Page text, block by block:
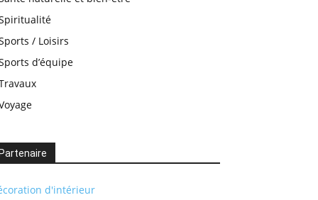
/ Loisirs
d’équipe
d'intérieur